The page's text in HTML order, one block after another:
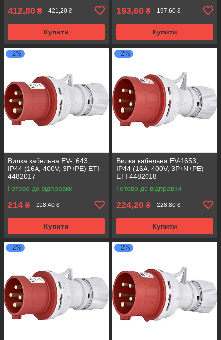
412,80 ₴ 421,20 ₴
Купити
193,60 ₴ 197,60 ₴
Купити
–2%
Вилка кабельна EV-1643,
IP44 (16A, 400V, 3P+PE) ETI
4482017
Готово до відправки
214 ₴ 218,40 ₴
Купити
–2%
Вилка кабельна EV-1653,
IP44 (16A, 400V, 3P+N+PE)
ETI 4482018
Готово до відправки
224,20 ₴ 228,80 ₴
Купити
–2% –2%